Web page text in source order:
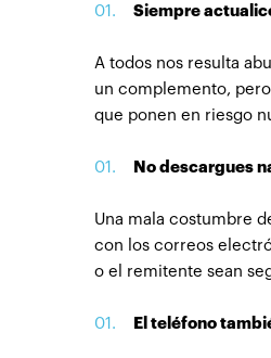
Siempre
A todos nos resulta
un complemento,
que ponen en riesgo
No descargues
Una mala costumbre
con los correos
o el remitente sean
El teléfono